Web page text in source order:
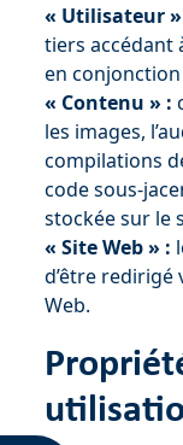
« Utilisateur
tiers accédant
en
« Contenu » :
les images,
compilations
code sous-
stockée sur le
« Site Web » :
d’être
Web.